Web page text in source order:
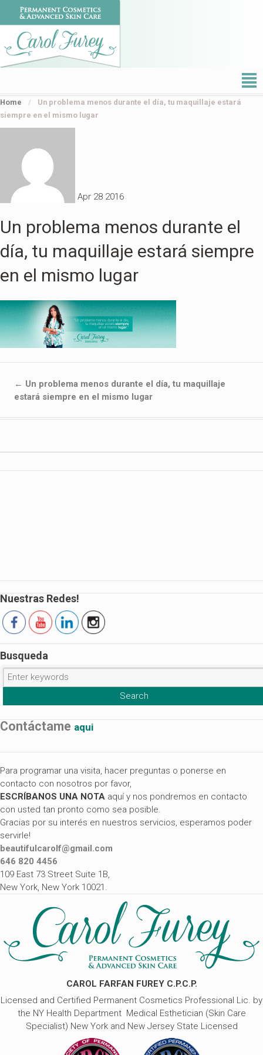
²
Home /
Un problema menos durante el día, tu maquillaje estará
siempre en el mismo lugar
Apr 28 2016
Un problema menos durante el
día, tu maquillaje estará siempre
en el mismo lugar
← Un problema menos durante el día, tu maquillaje
estará siempre en el mismo lugar
Nuestras Redes!
Busqueda
Contáctame aqui
Para programar una visita, hacer preguntas o ponerse en
contacto con nosotros por favor,
ESCRÍBANOS UNA NOTA aquí y nos pondremos en contacto
con usted tan pronto como sea posible.
Gracias por su interés en nuestros servicios, esperamos poder
servirle!
beautifulcarolf@gmail.com
646 820 4456
109 East 73 Street Suite 1B,
New York, New York 10021.
CAROL FARFAN FUREY C.P.C.P.
Licensed and Certified Permanent Cosmetics Professional Lic. by
the NY Health Department Medical Esthetician (Skin Care
Specialist) New York and New Jersey State Licensed